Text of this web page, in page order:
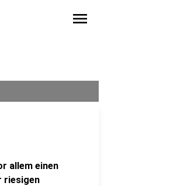
menu
allem einen
riesigen